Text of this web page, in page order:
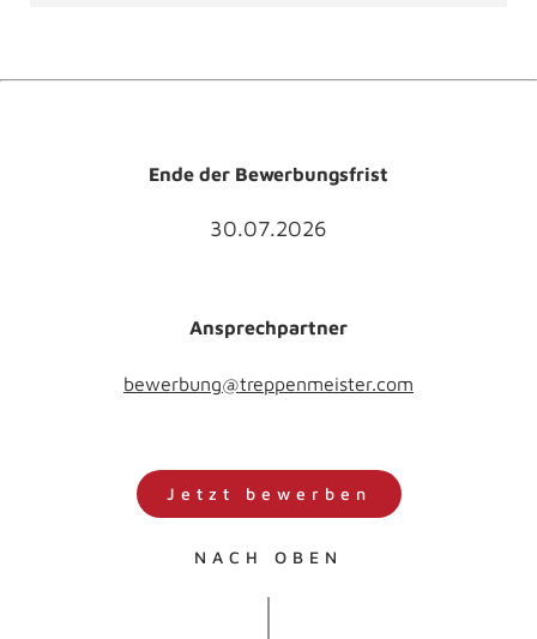
Ende der Bewerbungsfrist
30.07.2026
Ansprechpartner
bewerbung@treppenmeister.com
Jetzt bewerben
NACH OBEN